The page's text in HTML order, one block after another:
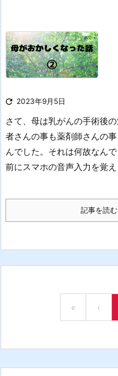
 2023年9月5日
さて、母は乳がんの手術後
者さんの事も薬剤師さんの
んでした。 それは何故なんで
前にスマホの音声入力を覚
記事を読む
« ‹